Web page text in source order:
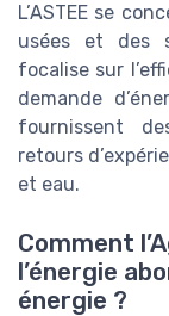
L’ASTEE se
usées et des
focalise sur
demande
fournissent
retours
et eau.
Comment
l’énergie
énergie ?